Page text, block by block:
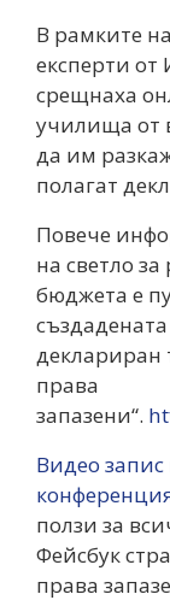
В рамките
експерти от
срещнаха
училища от
да им
полагат
Повече
на светло
бюджета е
деклариран
права
запазени“.
Видео запис
ползи за
Фейсбук
права